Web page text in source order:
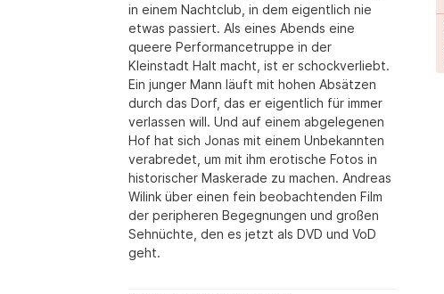
in einem Nachtclub, in dem eigentlich nie
etwas passiert. Als eines Abends eine
queere Performancetruppe in der
Kleinstadt Halt macht, ist er schockverliebt.
Ein junger Mann läuft mit hohen Absätzen
durch das Dorf, das er eigentlich für immer
verlassen will. Und auf einem abgelegenen
Hof hat sich Jonas mit einem Unbekannten
verabredet, um mit ihm erotische Fotos in
historischer Maskerade zu machen. Andreas
Wilink über einen fein beobachtenden Film
der peripheren Begegnungen und großen
Sehnüchte, den es jetzt als DVD und VoD
geht.